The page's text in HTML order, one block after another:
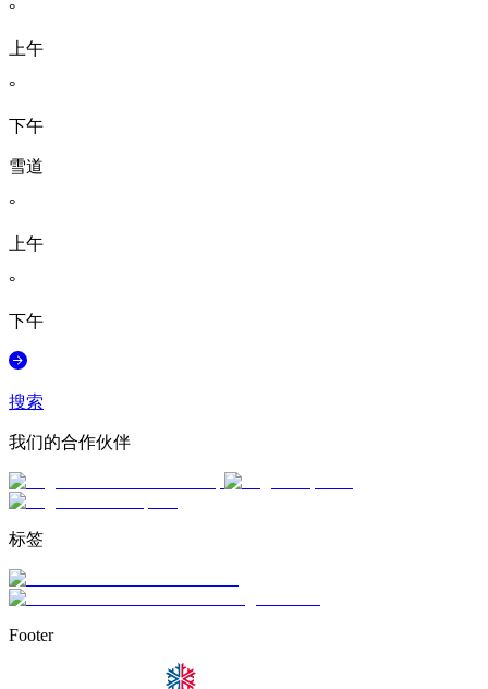
°
上午
°
下午
雪道
°
上午
°
下午
搜索
我们的合作伙伴
标签
Footer